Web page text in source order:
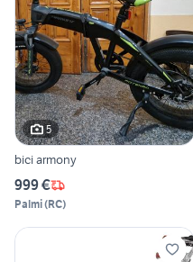
5
bici armony
999 €
Palmi(RC)